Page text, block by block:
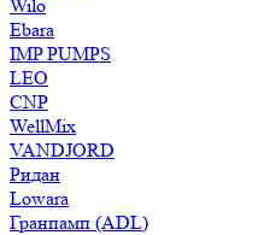
Wilo
Ebara
IMP PUMPS
LEO
CNP
WellMix
VANDJORD
Ридан
Lowara
Гранпамп (ADL)